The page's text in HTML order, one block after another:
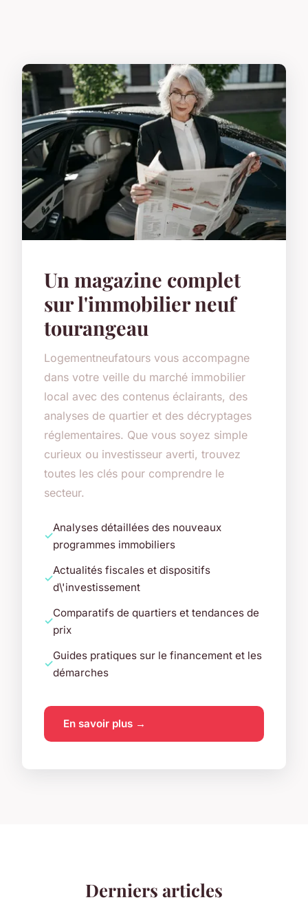
Un magazine complet
sur l'immobilier neuf
tourangeau
Logementneufatours vous accompagne
dans votre veille du marché immobilier
local avec des contenus éclairants, des
analyses de quartier et des décryptages
réglementaires. Que vous soyez simple
curieux ou investisseur averti, trouvez
toutes les clés pour comprendre le
secteur.
Analyses détaillées des nouveaux
programmes immobiliers
Actualités fiscales et dispositifs
d\'investissement
Comparatifs de quartiers et tendances de
prix
Guides pratiques sur le financement et les
démarches
En savoir plus →
Derniers articles